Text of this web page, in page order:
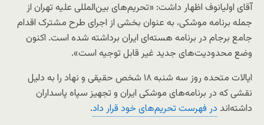
آقای اولیانوف اظهار داشت: «تحریم‌های بین‌المللی علیه تهران از
جمله برنامه موشکی، به عنوان بخشی از اجرای طرح مشترک اقدام
جامع برجام در برنامه هسته‌ای ایران برداشته شده است. اکنون
وضع محدودیت‌های جدید غیر قابل توجیه است».
ایالات متحده روز سه شنبه ۱۸ شخص حقیقی و نهاد را به دلیل
نقشی که در برنامه‌های موشکی ایران و تجهیز سپاه پاسداران
داشته‌اند در فهرست تحریم‌های خود قرار داد.